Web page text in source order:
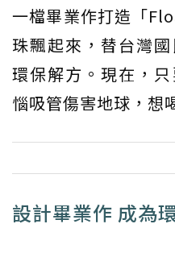
一檔畢業作打造「
珠飄起來，替台灣國
環保解方。現在，
惱吸管傷害地球，想
設計畢業作 成為